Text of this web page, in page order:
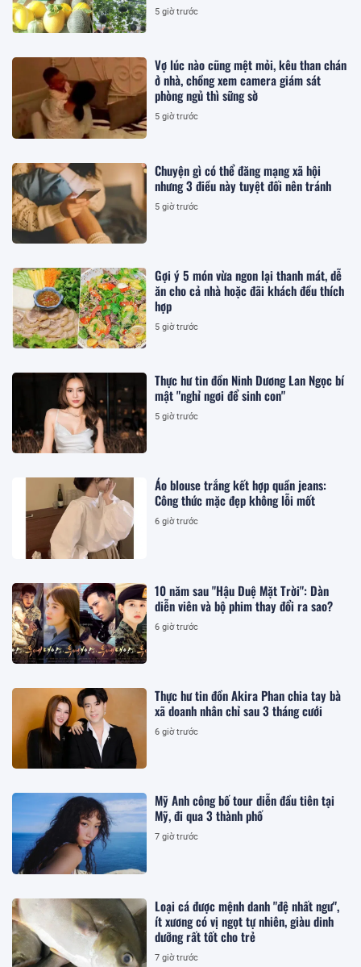
5 giờ trước
Vợ lúc nào cũng mệt mỏi, kêu than chán
ở nhà, chồng xem camera giám sát
phòng ngủ thì sững sờ
5 giờ trước
Chuyện gì có thể đăng mạng xã hội
nhưng 3 điều này tuyệt đối nên tránh
5 giờ trước
Gợi ý 5 món vừa ngon lại thanh mát, dễ
ăn cho cả nhà hoặc đãi khách đều thích
hợp
5 giờ trước
Thực hư tin đồn Ninh Dương Lan Ngọc bí
mật "nghỉ ngơi để sinh con"
5 giờ trước
Áo blouse trắng kết hợp quần jeans:
Công thức mặc đẹp không lỗi mốt
6 giờ trước
10 năm sau "Hậu Duệ Mặt Trời": Dàn
diễn viên và bộ phim thay đổi ra sao?
6 giờ trước
Thực hư tin đồn Akira Phan chia tay bà
xã doanh nhân chỉ sau 3 tháng cưới
6 giờ trước
Mỹ Anh công bố tour diễn đầu tiên tại
Mỹ, đi qua 3 thành phố
7 giờ trước
Loại cá được mệnh danh "đệ nhất ngư",
ít xương có vị ngọt tự nhiên, giàu dinh
dưỡng rất tốt cho trẻ
7 giờ trước